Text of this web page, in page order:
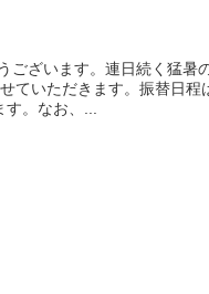
ございます。連日続く猛暑
ていただきます。振替日程
。なお、...